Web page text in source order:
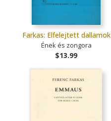
Farkas: Elfelejtett dallamok
Ének és zongora
$13.99